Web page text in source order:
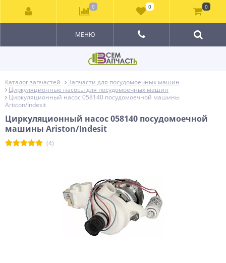
МЕНЮ
Каталог запчастей
Запчасти для посудомоечных машин
Циркуляционные насосы для посудомоечных машин
Циркуляционный насос 058140 посудомоечной машины
Ariston/Indesit
Циркуляционный насос 058140 посудомоечной
машины Ariston/Indesit
(4)
0 0 0